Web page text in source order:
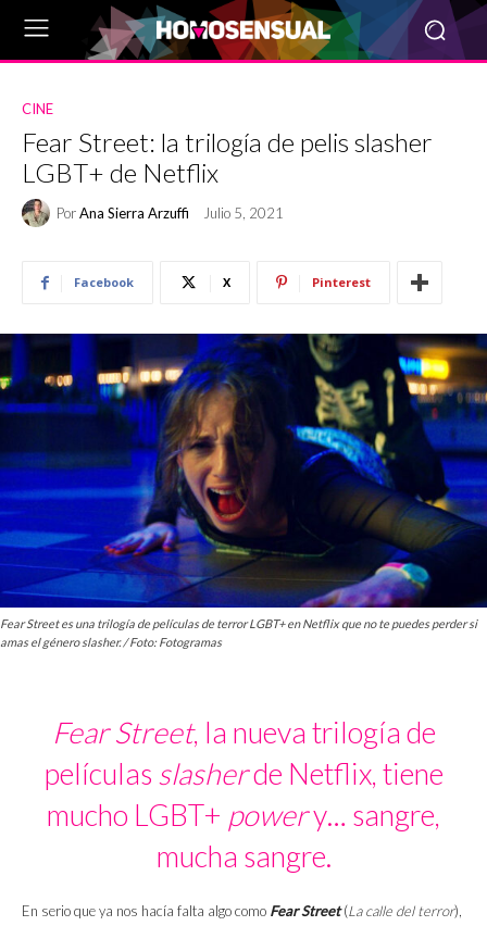
CINE
Fear Street: la trilogía de pelis slasher
LGBT+ de Netflix
PorAna Sierra Arzuffi Julio 5, 2021
Facebook X Pinterest
Fear Street es una trilogía de películas de terror LGBT+ en Netflix que no te puedes perder si
amas el género slasher. / Foto: Fotogramas
Fear Street, la nueva trilogía de
películas slasherde Netflix, tiene
mucho LGBT+ powery… sangre,
mucha sangre.
En serio que ya nos hacía falta algo como Fear Street(La calle del terror),